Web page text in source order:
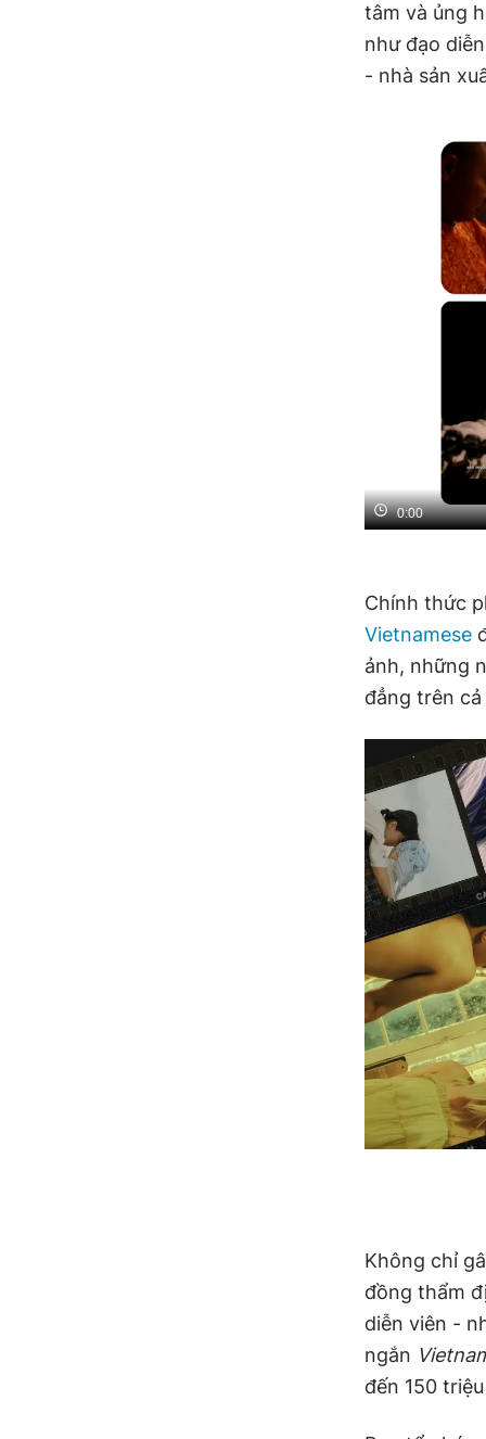
tâm và ủng
như đạo
- nhà sản
0:00
Chính thức
Vietnamese
ảnh, những
đẳng trên
Không chỉ
đồng thẩm
diễn viên -
ngắn
đến 150